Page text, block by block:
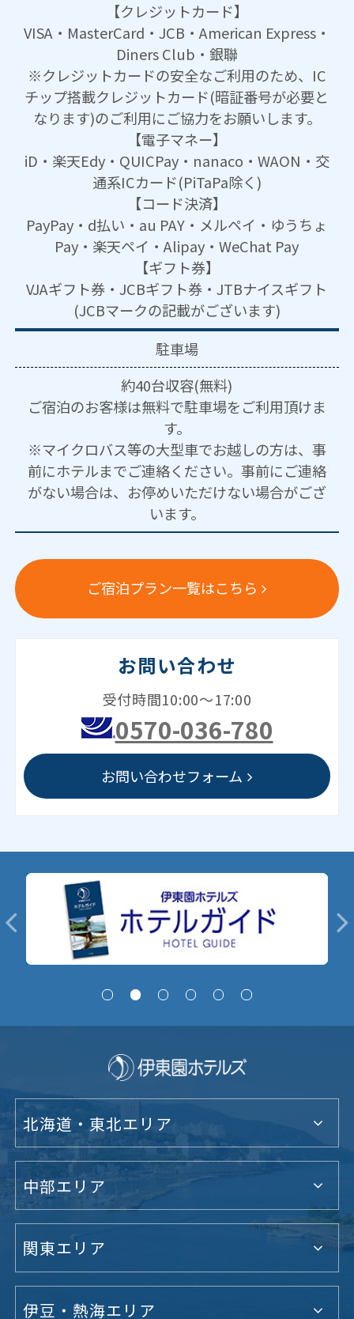
【クレジットカード】
VISA・MasterCard・JCB・American Express・
Diners Club・銀聯
※クレジットカードの安全なご利用のため、IC
チップ搭載クレジットカード(暗証番号が必要と
なります)のご利用にご協力をお願いします。
【電子マネー】
iD・楽天Edy・QUICPay・nanaco・WAON・交
通系ICカード(PiTaPa除く)
【コード決済】
PayPay・d払い・au PAY・メルペイ・ゆうちょ
Pay・楽天ペイ・Alipay・WeChat Pay
【ギフト券】
VJAギフト券・JCBギフト券・JTBナイスギフト
(JCBマークの記載がございます)
駐車場
約40台収容(無料)
ご宿泊のお客様は無料で駐車場をご利用頂けま
す。
※マイクロバス等の大型車でお越しの方は、事
前にホテルまでご連絡ください。事前にご連絡
がない場合は、お停めいただけない場合がござ
います。
ご宿泊プラン一覧はこちら
お問い合わせ
受付時間10:00～17:00
0570-036-780
お問い合わせフォーム
北海道・東北エリア
中部エリア
関東エリア
伊豆・熱海エリア